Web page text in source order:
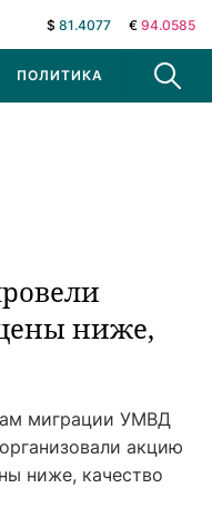
$ 81.4077 € 94.0585
ПОЛИТИКА В МИРЕ
ниже,
миграции УМВД
акцию
ниже, качество